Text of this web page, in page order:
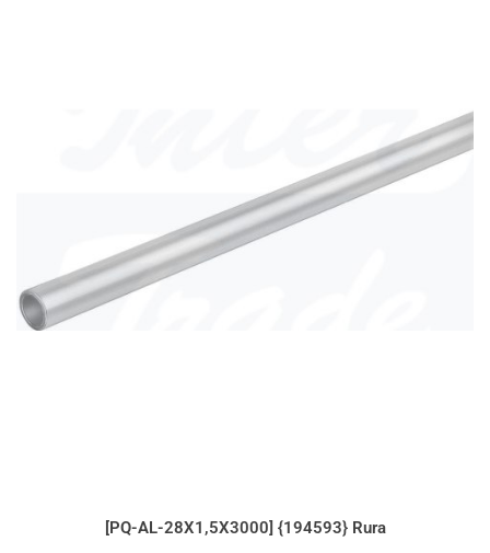
[PQ-AL-28X1,5X3000] {194593} Rura